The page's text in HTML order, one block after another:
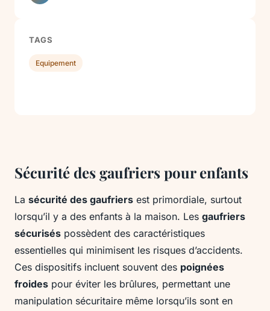
Sécurité des gaufriers pour enfants
La sécurité des gaufriers est primordiale, surtout
lorsqu’il y a des enfants à la maison. Les gaufriers
sécurisés possèdent des caractéristiques
essentielles qui minimisent les risques d’accidents.
Ces dispositifs incluent souvent des poignées
froides pour éviter les brûlures, permettant une
manipulation sécuritaire même lorsqu’ils sont en
TAGS
Equipement